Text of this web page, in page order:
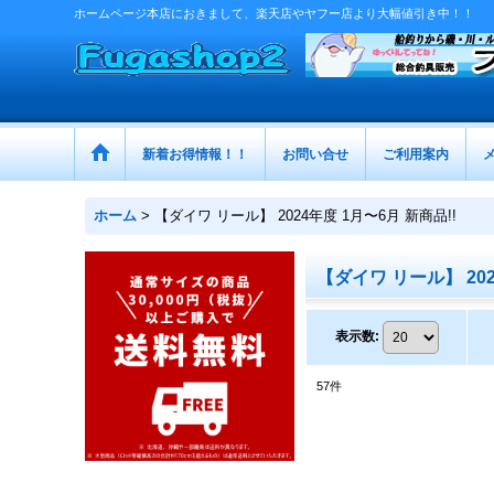
ホームページ本店におきまして、楽天店やヤフー店より大幅値引き中！！
新着お得情報！！ お問い合せ ご利用案内
ホーム > 【ダイワ リール】 2024年度 1月〜6月 新商品!!
【ダイワ リール】
表示数:
57件